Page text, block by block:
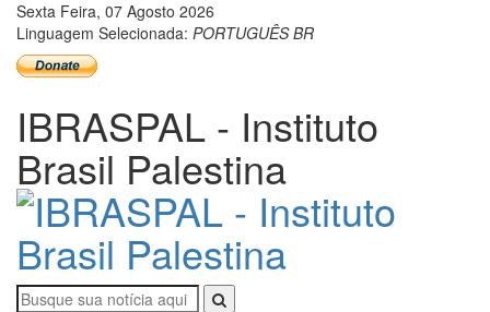
Sexta Feira, 07 Agosto 2026
Linguagem Selecionada: PORTUGUÊS BR
IBRASPAL - Instituto
Brasil Palestina